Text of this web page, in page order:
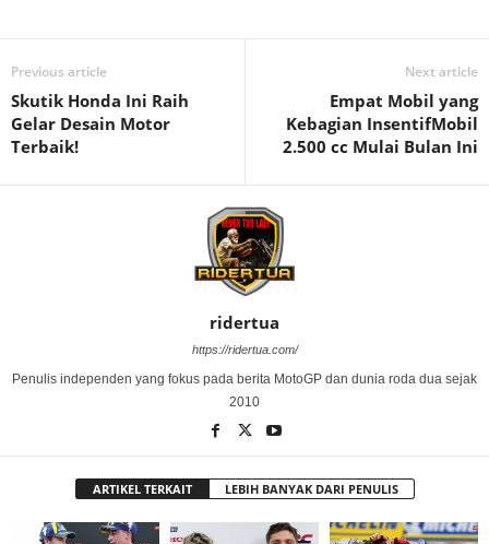
Previous article
Skutik Honda Ini Raih
Gelar Desain Motor
Terbaik!
Next article
Empat Mobil yang
Kebagian InsentifMobil
2.500 cc Mulai Bulan Ini
ridertua
https://ridertua.com/
Penulis independen yang fokus pada berita MotoGP dan dunia roda dua sejak
2010
ARTIKEL TERKAIT LEBIH BANYAK DARI PENULIS